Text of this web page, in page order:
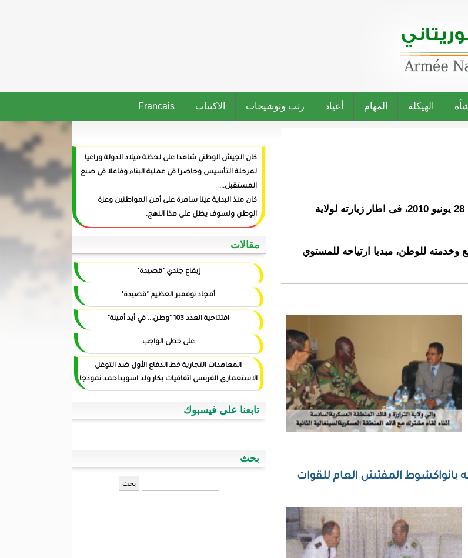
الهيكلة المهام أعياد رتب وتوشيحات الاكتتاب Francais
تفقد رئيس الجمهورية السيد محمد ولد عبد العزيز يوم الاثنين 28 يونيو 2010، فى اطار زيارته لولاية
وخدمته للوطن، مبديا ارتياحه للمستوي
الوطنية يستقبل يوم 24 اكتوبر 2011 بمكتبه بانواكشوط المفتش العام للقوات
كان الجيش الوطني شاهدا على لحظة ميلاد الدولة وراعيا
لمرحلة التأسيس وحاضرا في عملية البناء وفاعلا في صنع
المستقبل...
كان منذ البداية عينا ساهرة على أمن المواطنين وعزة
الوطن ولسوف يظل على هذا النهج.
‏مقالات
إيقاع جندي "قصيدة"
أمجاد نوفمبر العظيم "قصيدة"
افتتاحية العدد 103 "وطن... في أيد أمينة"
على خطى الواجب
المعاهدات التجارية خط الدفاع الأول ضد التوغل
الاستعماري الفرنسي اتفاقيات بكار ولد اسويداحمد نموذجا
تابعنا على فيسبوك
بحث